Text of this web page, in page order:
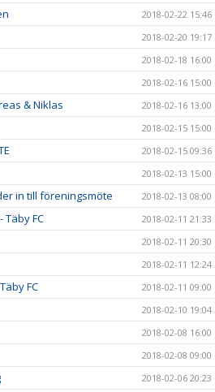
2018-02-22 15:46
2018-02-20 19:17
2018-02-18 16:00
2018-02-16 15:00
& Niklas 2018-02-16 13:00
2018-02-15 15:00
2018-02-15 09:36
2018-02-13 15:00
in till föreningsmöte 2018-02-13 08:00
Täby FC 2018-02-11 21:33
2018-02-11 20:30
2018-02-11 12:24
FC 2018-02-11 09:00
2018-02-10 19:04
2018-02-08 16:00
2018-02-08 09:00
2018-02-06 20:23